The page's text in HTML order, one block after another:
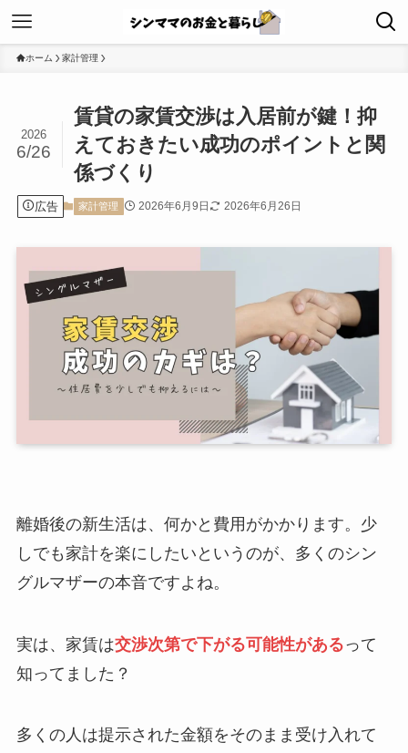
ホーム 家計管理
賃貸の家賃交渉は入居前が鍵！抑
えておきたい成功のポイントと関
係づくり
2026
6/26
広告 家計管理 2026年6月9日 2026年6月26日
離婚後の新生活は、何かと費用がかかります。少
しでも家計を楽にしたいというのが、多くのシン
グルマザーの本音ですよね。
実は、家賃は交渉次第で下がる可能性があるって
知ってました？
多くの人は提示された金額をそのまま受け入れて